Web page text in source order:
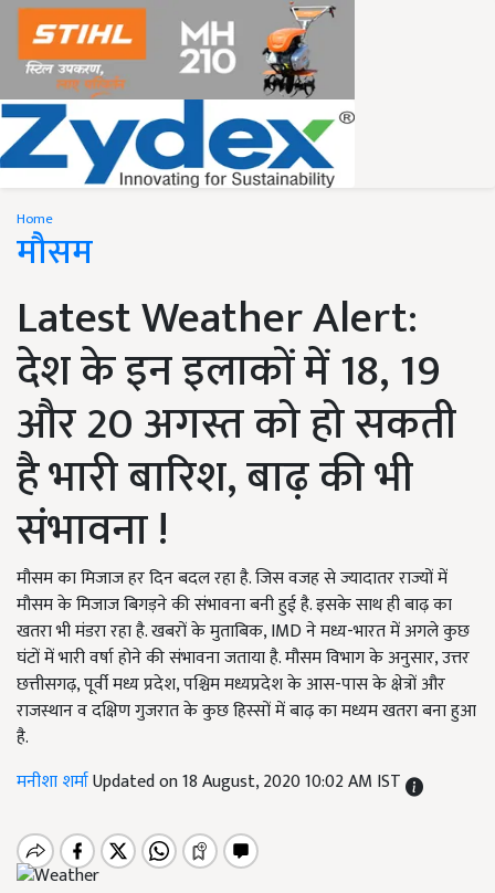
Home
मौसम
Latest Weather Alert:
देश के इन इलाकों में 18, 19
और 20 अगस्त को हो सकती
है भारी बारिश, बाढ़ की भी
संभावना !
मौसम का मिजाज हर दिन बदल रहा है. जिस वजह से ज्यादातर राज्यों में
मौसम के मिजाज बिगड़ने की संभावना बनी हुई है. इसके साथ ही बाढ़ का
खतरा भी मंडरा रहा है. खबरों के मुताबिक, IMD ने मध्य-भारत में अगले कुछ
घंटों में भारी वर्षा होने की संभावना जताया है. मौसम विभाग के अनुसार, उत्तर
छत्तीसगढ़, पूर्वी मध्य प्रदेश, पश्चिम मध्यप्रदेश के आस-पास के क्षेत्रों और
राजस्थान व दक्षिण गुजरात के कुछ हिस्सों में बाढ़ का मध्यम खतरा बना हुआ
है.
मनीशा शर्माUpdated on 18 August, 2020 10:02 AM IST